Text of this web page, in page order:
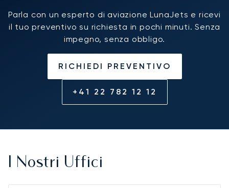
Parla con un esperto di aviazione LunaJets e ricevi
il tuo preventivo su richiesta in pochi minuti. Senza
impegno, senza obbligo.
RICHIEDI PREVENTIVO
+41 22 782 12 12
I Nostri Uffici